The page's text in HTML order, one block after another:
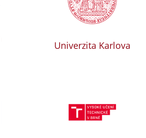
Univerzita Karlova